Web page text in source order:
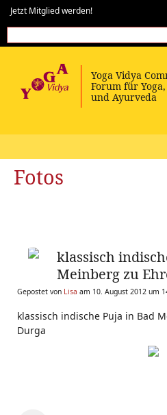
Jetzt Mitglied werden!
Fotos
klassisch
Meinberg zu
Gepostet von Lisa am 10. August 2012 um
klassisch indische Puja in Bad
Durga